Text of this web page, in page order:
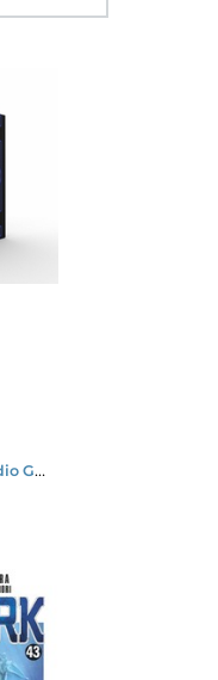
Kentaro Miura-Studio Gaga